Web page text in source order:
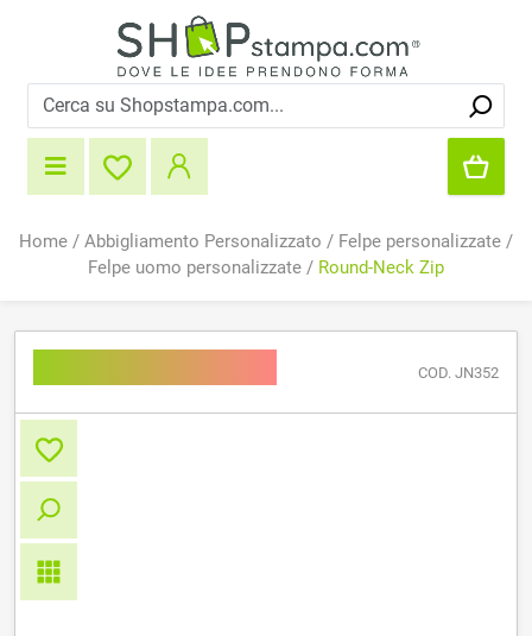
Home / Abbigliamento Personalizzato / Felpe personalizzate /
Felpe uomo personalizzate / Round-Neck Zip
COD. JN352